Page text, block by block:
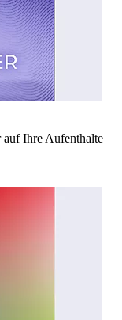
auf Ihre Aufenthalte